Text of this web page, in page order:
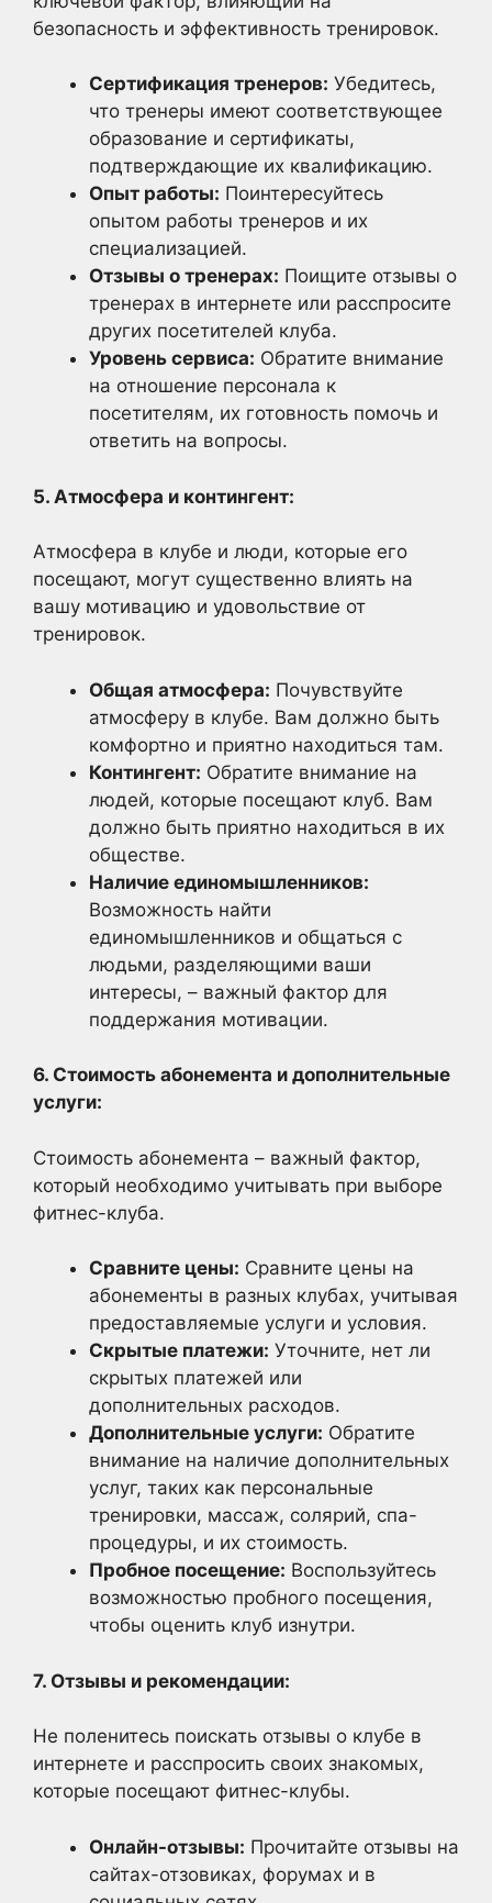
безопасность и эффективность тренировок.
Сертификация тренеров: Убедитесь,
что тренеры имеют соответствующее
образование и сертификаты,
подтверждающие их квалификацию.
Опыт работы: Поинтересуйтесь
опытом работы тренеров и их
специализацией.
Отзывы о тренерах: Поищите отзывы о
тренерах в интернете или расспросите
других посетителей клуба.
Уровень сервиса: Обратите внимание
на отношение персонала к
посетителям, их готовность помочь и
ответить на вопросы.
5. Атмосфера и контингент:
Атмосфера в клубе и люди, которые его
посещают, могут существенно влиять на
вашу мотивацию и удовольствие от
тренировок.
Общая атмосфера: Почувствуйте
атмосферу в клубе. Вам должно быть
комфортно и приятно находиться там.
Контингент: Обратите внимание на
людей, которые посещают клуб. Вам
должно быть приятно находиться в их
обществе.
Наличие единомышленников:
Возможность найти
единомышленников и общаться с
людьми, разделяющими ваши
интересы, – важный фактор для
поддержания мотивации.
6. Стоимость абонемента и дополнительные
услуги:
Стоимость абонемента – важный фактор,
который необходимо учитывать при выборе
фитнес-клуба.
Сравните цены: Сравните цены на
абонементы в разных клубах, учитывая
предоставляемые услуги и условия.
Скрытые платежи: Уточните, нет ли
скрытых платежей или
дополнительных расходов.
Дополнительные услуги: Обратите
внимание на наличие дополнительных
услуг, таких как персональные
тренировки, массаж, солярий, спа-
процедуры, и их стоимость.
Пробное посещение: Воспользуйтесь
возможностью пробного посещения,
чтобы оценить клуб изнутри.
7. Отзывы и рекомендации:
Не поленитесь поискать отзывы о клубе в
интернете и расспросить своих знакомых,
которые посещают фитнес-клубы.
Онлайн-отзывы: Прочитайте отзывы на
сайтах-отзовиках, форумах и в